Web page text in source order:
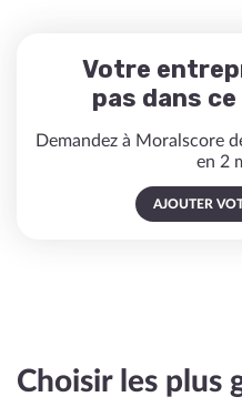
Votre
pas dans
Demandez à Moralscore
en 2
AJOUTER
Choisir les plus